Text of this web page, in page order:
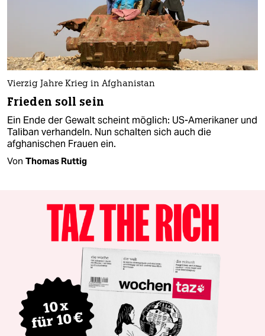
Vierzig Jahre Krieg in Afghanistan
Frieden soll sein
Ein Ende der Gewalt scheint möglich: US-Amerikaner und
Taliban verhandeln. Nun schalten sich auch die
afghanischen Frauen ein.
Von Thomas Ruttig